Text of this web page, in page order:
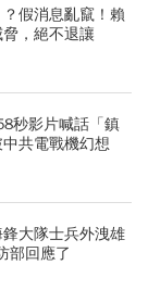
假消息亂竄！賴
，絕不退讓
秒影片喊話「鎮
共電戰機幻想
大隊士兵外洩雄
部回應了